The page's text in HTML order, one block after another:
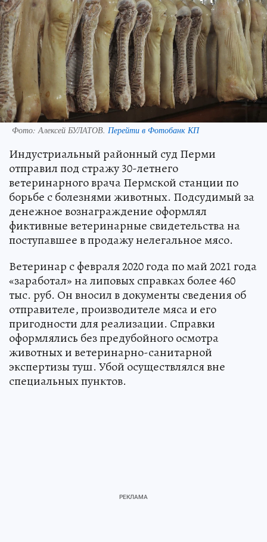
Фото:Алексей БУЛАТОВ. Перейти в Фотобанк КП
Индустриальный районный суд Перми
отправил под стражу 30-летнего
ветеринарного врача Пермской станции по
борьбе с болезнями животных. Подсудимый за
денежное вознаграждение оформлял
фиктивные ветеринарные свидетельства на
поступавшее в продажу нелегальное мясо.
Ветеринар с февраля 2020 года по май 2021 года
«заработал» на липовых справках более 460
тыс. руб. Он вносил в документы сведения об
отправителе, производителе мяса и его
пригодности для реализации. Справки
оформлялись без предубойного осмотра
животных и ветеринарно-санитарной
экспертизы туш. Убой осуществлялся вне
специальных пунктов.